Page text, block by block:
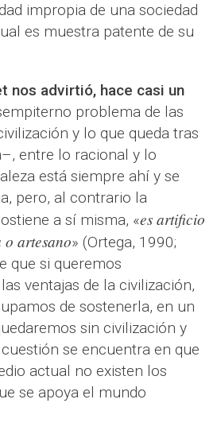
impropia de una sociedad
es muestra patente de su
nos advirtió, hace casi un
problema de las
y lo que queda tras
entre lo racional y lo
está siempre ahí y se
pero, al contrario la
a sí misma, «es artificio
artesano» (Ortega, 1990;
que si queremos
ventajas de la civilización,
de sostenerla, en un
sin civilización y
se encuentra en que
actual no existen los
se apoya el mundo